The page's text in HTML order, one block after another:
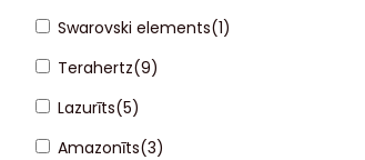
Swarovski elements(1)
Terahertz(9)
Lazurīts(5)
Amazonīts(3)